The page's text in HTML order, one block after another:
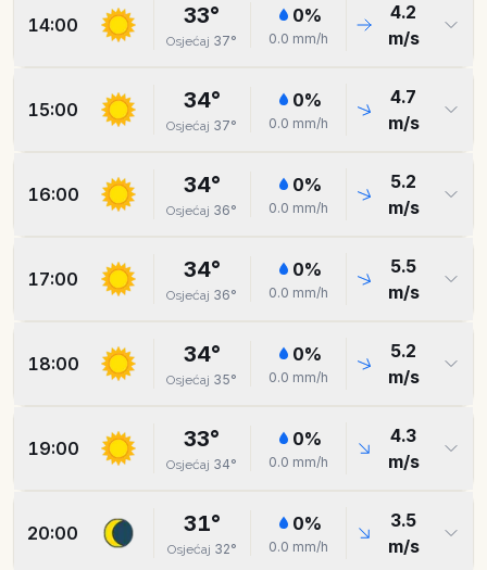
14:00 33°
Osjećaj 37°
0%
0.0 mm/h
4.2
m/s
15:00 34°
Osjećaj 37°
0%
0.0 mm/h
4.7
m/s
16:00 34°
Osjećaj 36°
0%
0.0 mm/h
5.2
m/s
17:00 34°
Osjećaj 36°
0%
0.0 mm/h
5.5
m/s
18:00 34°
Osjećaj 35°
0%
0.0 mm/h
5.2
m/s
19:00 33°
Osjećaj 34°
0%
0.0 mm/h
4.3
m/s
20:00 31°
Osjećaj 32°
0%
0.0 mm/h
3.5
m/s